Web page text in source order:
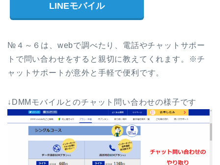
LINEモバイル
№４～６は、webで調べたり、電話やチャットサポー
トで問い合わせをすると親切に教えてくれます。※チ
ャットサポートが意外と手軽で便利です。
↓DMMモバイルとのチャット問い合わせの様子です